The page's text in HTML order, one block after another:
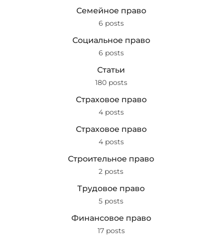
Семейное право
6 posts
Социальное право
6 posts
Статьи
180 posts
Страховое право
4 posts
Страховое право
4 posts
Строительное право
2 posts
Трудовое право
5 posts
Финансовое право
17 posts